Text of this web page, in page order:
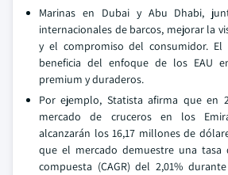
Marinas en Dubai y Abu Dhabi,
internacionales de barcos, mejorar la
y el compromiso del consumidor. El
beneficia del enfoque de los EAU
premium y duraderos.
Por ejemplo, Statista afirma que en
mercado de cruceros en los
alcanzarán los 16,17 millones de
que el mercado demuestre una tasa
compuesta (CAGR) del 2,01%